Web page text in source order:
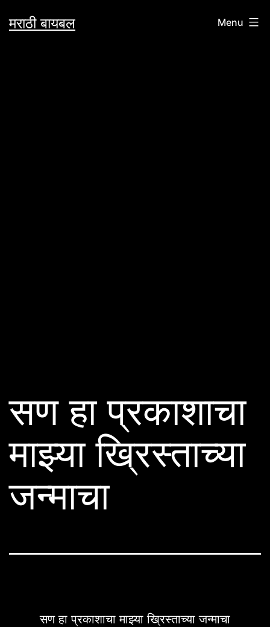
toमराठी बायबल Menu
सण हा प्रकाशाचा
माझ्या ख्रिस्ताच्या
जन्माचा
सण हा प्रकाशाचा माझ्या ख्रिस्ताच्या जन्माचा